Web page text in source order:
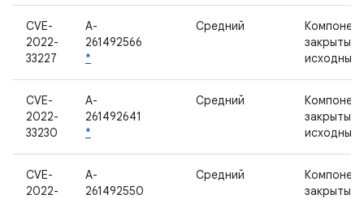
CVE-
2022-
33227
A-
261492566
*
Средний
закрытым
исходным
CVE-
2022-
33230
A-
261492641
*
Средний
закрытым
исходным
CVE-
2022-
A-
261492550
Средний
закрытым